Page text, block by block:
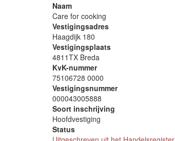
Naam
Care for cooking
Vestigingsadres
Haagdijk 180
Vestigingsplaats
4811TX Breda
KvK-nummer
75106728 0000
Vestigingsnummer
000043005888
Soort inschrijving
Hoofdvestiging
Status